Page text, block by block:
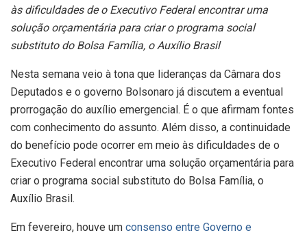
às dificuldades de o Executivo Federal encontrar uma
solução orçamentária para criar o programa social
substituto do Bolsa Família, o Auxílio Brasil
Nesta semana veio à tona que lideranças da Câmara dos
Deputados e o governo Bolsonaro já discutem a eventual
prorrogação do auxílio emergencial. É o que afirmam fontes
com conhecimento do assunto. Além disso, a continuidade
do benefício pode ocorrer em meio às dificuldades de o
Executivo Federal encontrar uma solução orçamentária para
criar o programa social substituto do Bolsa Família, o
Auxílio Brasil.
Em fevereiro, houve um consenso entre Governo e